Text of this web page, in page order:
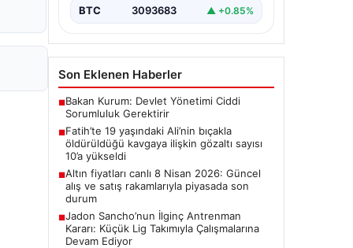
BTC 3093683 ▲ +0.85%
Son Eklenen Haberler
■Bakan Kurum: Devlet Yönetimi Ciddi
Sorumluluk Gerektirir
■Fatih’te 19 yaşındaki Ali’nin bıçakla
öldürüldüğü kavgaya ilişkin gözaltı sayısı
10’a yükseldi
■Altın fiyatları canlı 8 Nisan 2026: Güncel
alış ve satış rakamlarıyla piyasada son
durum
■Jadon Sancho’nun İlginç Antrenman
Kararı: Küçük Lig Takımıyla Çalışmalarına
Devam Ediyor